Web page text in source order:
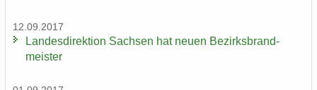
12.09.2017
Lan­des­di­rek­ti­on Sach­sen hat neuen Be­zirks­brand­
meis­ter